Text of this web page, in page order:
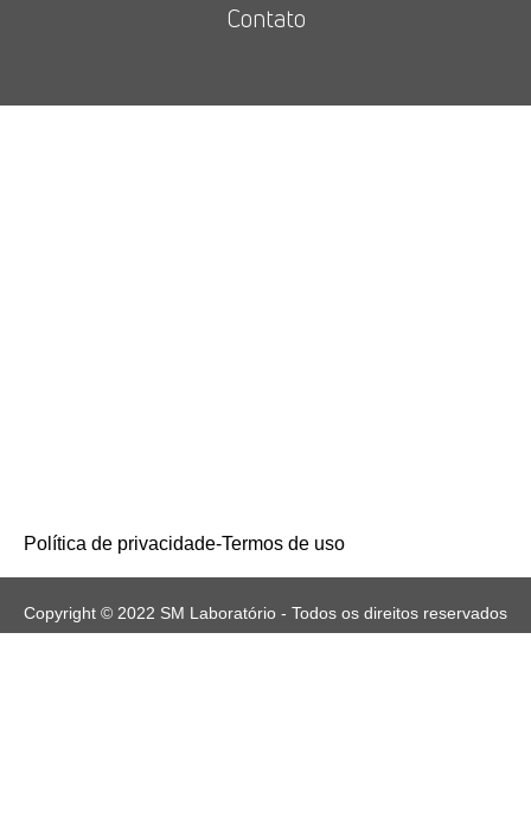
Contato
Política de privacidade-Termos de uso
Copyright © 2022 SM Laboratório - Todos os direitos reservados